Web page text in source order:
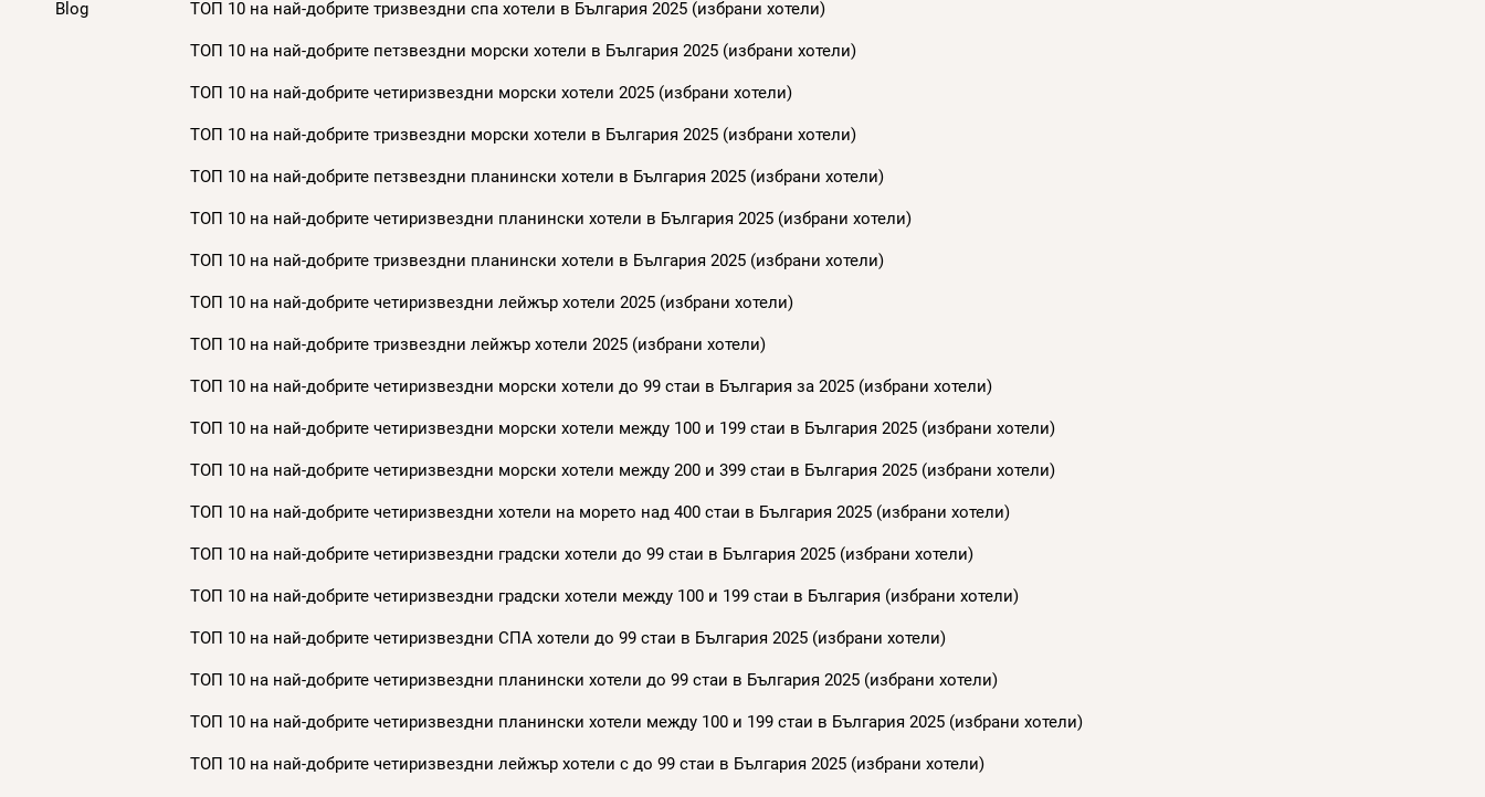
Blog ТОП 10 на най-добрите тризвездни спа хотели в България 2025 (избрани хотели)
ТОП 10 на най-добрите петзвездни морски хотели в България 2025 (избрани хотели)
ТОП 10 на най-добрите четиризвездни морски хотели 2025 (избрани хотели)
ТОП 10 на най-добрите тризвездни морски хотели в България 2025 (избрани хотели)
ТОП 10 на най-добрите петзвездни планински хотели в България 2025 (избрани хотели)
ТОП 10 на най-добрите четиризвездни планински хотели в България 2025 (избрани хотели)
ТОП 10 на най-добрите тризвездни планински хотели в България 2025 (избрани хотели)
ТОП 10 на най-добрите четиризвездни лейжър хотели 2025 (избрани хотели)
ТОП 10 на най-добрите тризвездни лейжър хотели 2025 (избрани хотели)
ТОП 10 на най-добрите четиризвездни морски хотели до 99 стаи в България за 2025 (избрани хотели)
ТОП 10 на най-добрите четиризвездни морски хотели между 100 и 199 стаи в България 2025 (избрани хотели)
ТОП 10 на най-добрите четиризвездни морски хотели между 200 и 399 стаи в България 2025 (избрани хотели)
ТОП 10 на най-добрите четиризвездни хотели на морето над 400 стаи в България 2025 (избрани хотели)
ТОП 10 на най-добрите четиризвездни градски хотели до 99 стаи в България 2025 (избрани хотели)
ТОП 10 на най-добрите четиризвездни градски хотели между 100 и 199 стаи в България (избрани хотели)
ТОП 10 на най-добрите четиризвездни СПА хотели до 99 стаи в България 2025 (избрани хотели)
ТОП 10 на най-добрите четиризвездни планински хотели до 99 стаи в България 2025 (избрани хотели)
ТОП 10 на най-добрите четиризвездни планински хотели между 100 и 199 стаи в България 2025 (избрани хотели)
ТОП 10 на най-добрите четиризвездни лейжър хотели с до 99 стаи в България 2025 (избрани хотели)